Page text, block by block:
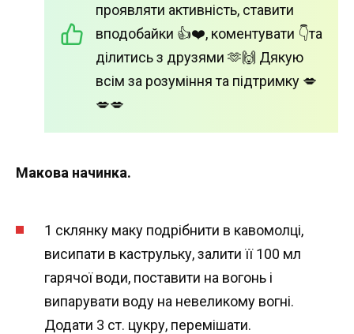
проявляти активність, ставити
вподобайки 👍❤️, коментувати 👇та
ділитись з друзями 🫶🙌 Дякую
всім за розуміння та підтримку 💋
💋💋
Макова начинка.
1 склянку маку подрібнити в кавомолці,
висипати в каструльку, залити її 100 мл
гарячої води, поставити на вогонь і
випарувати воду на невеликому вогні.
Додати 3 ст. цукру, перемішати.